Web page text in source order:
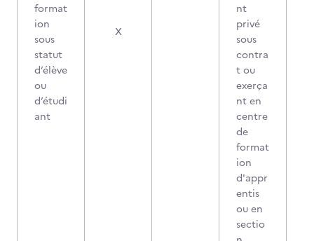
format
ion
sous
statut
d’élève
ou
d’étudi
ant
X
nt
privé
sous
contra
t ou
exerça
nt en
centre
de
format
ion
d'appr
entis
ou en
sectio